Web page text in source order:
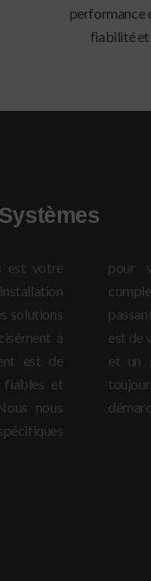
performance
fiabilité et
est votre
solutions
à
est de
fiables et
nous
en
objectif
efficaces
mettant
de notre